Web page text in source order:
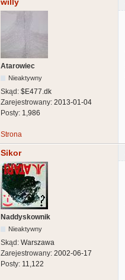
willy
Atarowiec
Nieaktywny
Skąd: $E477.dk
Zarejestrowany: 2013-01-04
Posty: 1,986
Strona
Sikor
Naddyskownik
Nieaktywny
Skąd: Warszawa
Zarejestrowany: 2002-06-17
Posty: 11,122